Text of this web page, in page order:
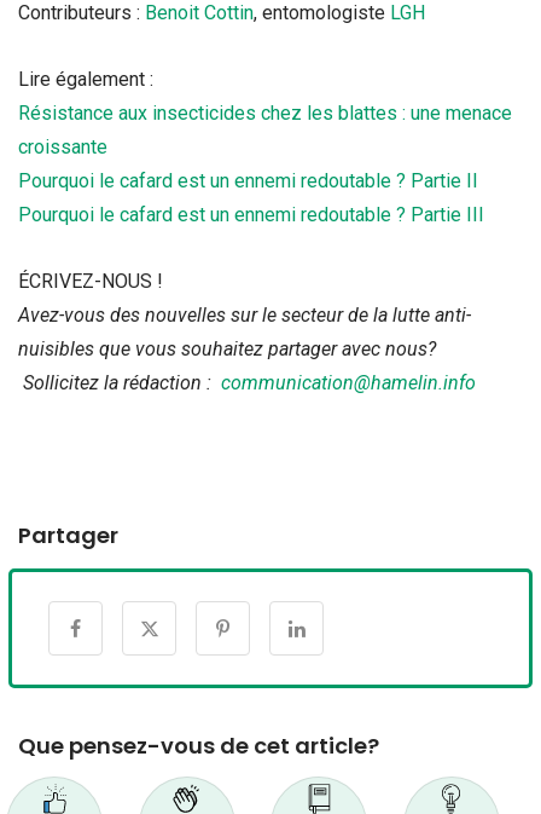
Contributeurs : Benoit Cottin, entomologiste LGH
Lire également :
Résistance aux insecticides chez les blattes : une menace
croissante
Pourquoi le cafard est un ennemi redoutable ? Partie II
Pourquoi le cafard est un ennemi redoutable ? Partie III
ÉCRIVEZ-NOUS !
Avez-vous des nouvelles sur le secteur de la lutte anti-
nuisibles que vous souhaitez partager avec nous?
Sollicitez la rédaction : communication@hamelin.info
Partager
Que pensez-vous de cet article?